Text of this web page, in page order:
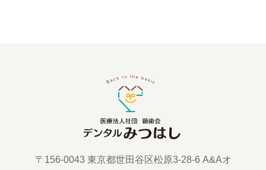
〒156-0043 東京都世田谷区松原3-28-6 A&Aオ